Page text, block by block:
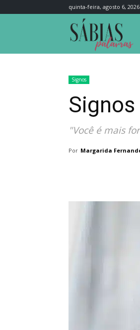
quinta-feira, agosto 6, 2026
Signos
"Você é mais
Por Margarida